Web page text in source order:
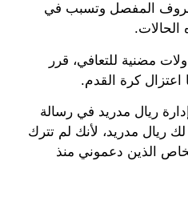
المفصل وتسبب في
مضنية للتعافي، قرر
ريال مدريد في رسالة
لك ريال مدريد، لأنك لم تترك
الذين دعموني منذ